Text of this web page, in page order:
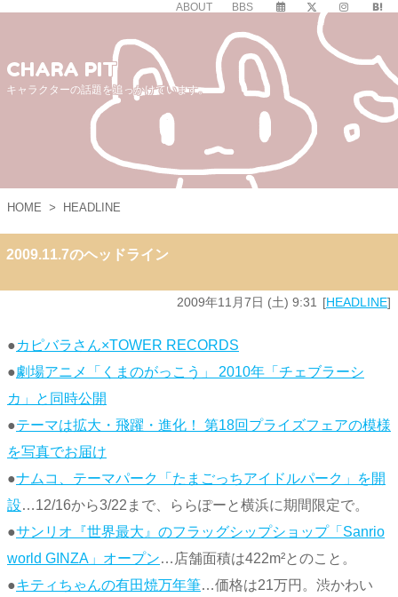
ABOUT BBS
CHARA PIT
キャラクターの話題を追っかけています。
HOME > HEADLINE
2009.11.7のヘッドライン
2009年11月7日 (土) 9:31 HEADLINE
●カピバラさん×TOWER RECORDS
●劇場アニメ「くまのがっこう」 2010年「チェブラーシ
カ」と同時公開
●テーマは拡大・飛躍・進化！ 第18回プライズフェアの模様
を写真でお届け
●ナムコ、テーマパーク「たまごっちアイドルパーク」を開
設…12/16から3/22まで、ららぽーと横浜に期間限定で。
●サンリオ『世界最大』のフラッグシップショップ「Sanrio
world GINZA」オープン…店舗面積は422m²とのこと。
●キティちゃんの有田焼万年筆…価格は21万円。渋かわい